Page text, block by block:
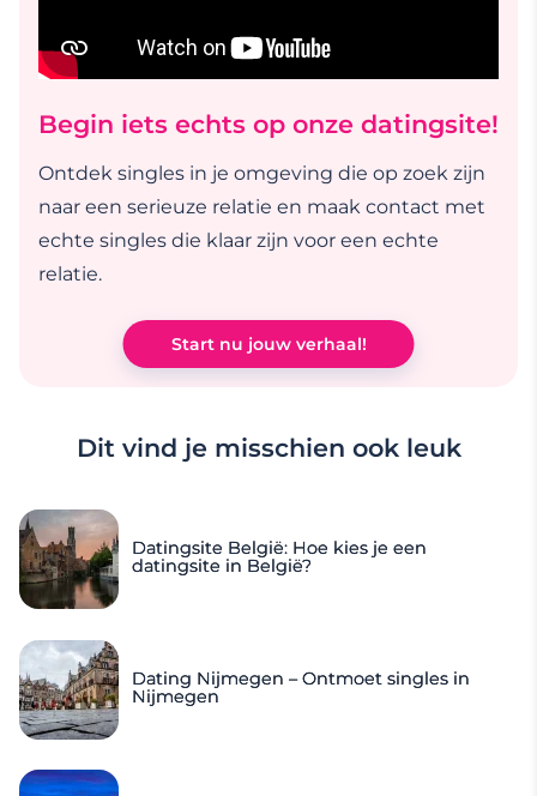
Begin iets echts op onze datingsite!
Ontdek singles in je omgeving die op zoek zijn
naar een serieuze relatie en maak contact met
echte singles die klaar zijn voor een echte
relatie.
Start nu jouw verhaal!
Dit vind je misschien ook leuk
Datingsite België: Hoe kies je een
datingsite in België?
Dating Nijmegen – Ontmoet singles in
Nijmegen